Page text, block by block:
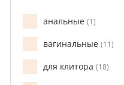
анальные 1
вагинальные 11
для клитора 18